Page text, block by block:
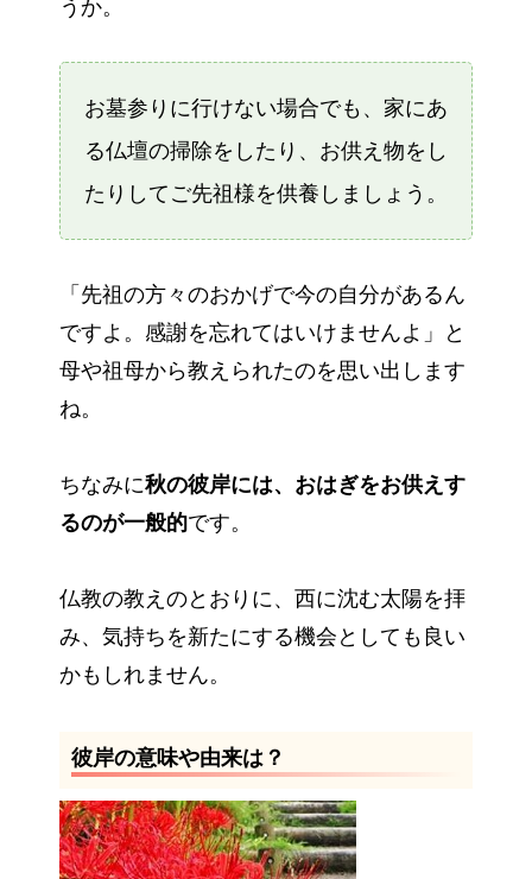
うか。
お墓参りに行けない場合でも、家にあ
る仏壇の掃除をしたり、お供え物をし
たりしてご先祖様を供養しましょう。
「先祖の方々のおかげで今の自分があるん
ですよ。感謝を忘れてはいけませんよ」と
母や祖母から教えられたのを思い出します
ね。
ちなみに秋の彼岸には、おはぎをお供えす
るのが一般的です。
仏教の教えのとおりに、西に沈む太陽を拝
み、気持ちを新たにする機会としても良い
かもしれません。
彼岸の意味や由来は？